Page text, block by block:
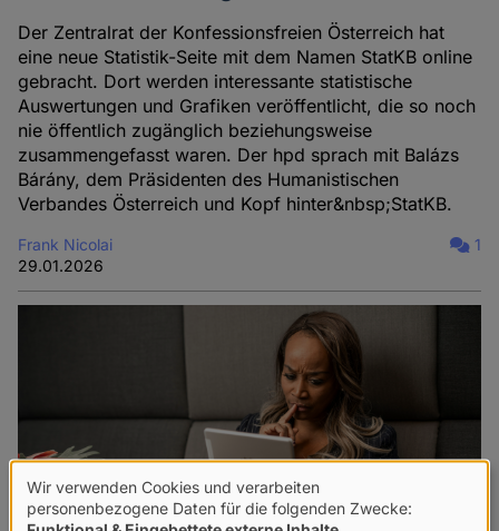
Der Zentralrat der Konfessionsfreien Österreich hat
eine neue Statistik-Seite mit dem Namen StatKB online
gebracht. Dort werden interessante statistische
Auswertungen und Grafiken veröffentlicht, die so noch
nie öffentlich zugänglich beziehungsweise
zusammengefasst waren. Der hpd sprach mit Balázs
Bárány, dem Präsidenten des Humanistischen
Verbandes Österreich und Kopf hinter&nbsp;StatKB.
Frank Nicolai
29.01.2026
1
Verwendung
Wir verwenden Cookies und verarbeiten
personenbezogene Daten für die folgenden Zwecke: